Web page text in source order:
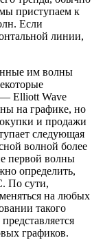
приступаем к
Если
линии,
им волны
Elliott Wave
на графике, но
и продажи
следующая
волной более
первой волны
определить,
По сути,
на любых
такого
графиков.